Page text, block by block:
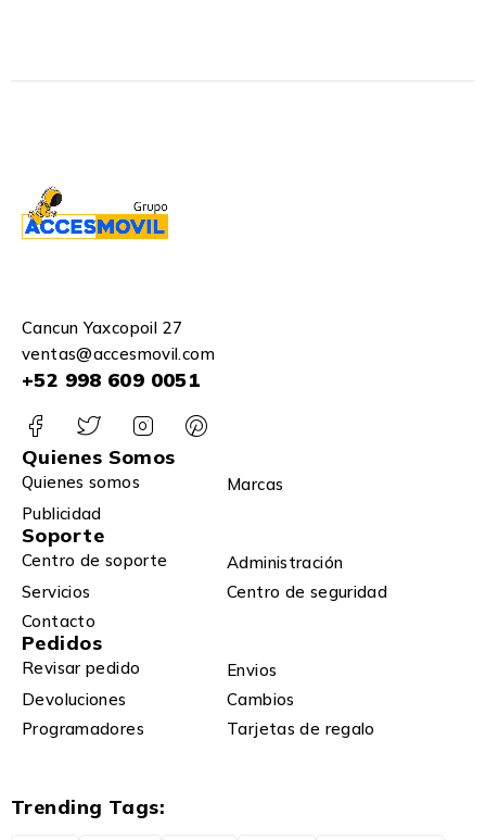
Cancun Yaxcopoil 27
ventas@accesmovil.com
+52 998 609 0051
Quienes Somos
Quienes somos
Marcas
Publicidad
Soporte
Centro de soporte
Administración
Servicios
Centro de seguridad
Contacto
Pedidos
Revisar pedido
Envios
Devoluciones
Cambios
Programadores
Tarjetas de regalo
Trending Tags: